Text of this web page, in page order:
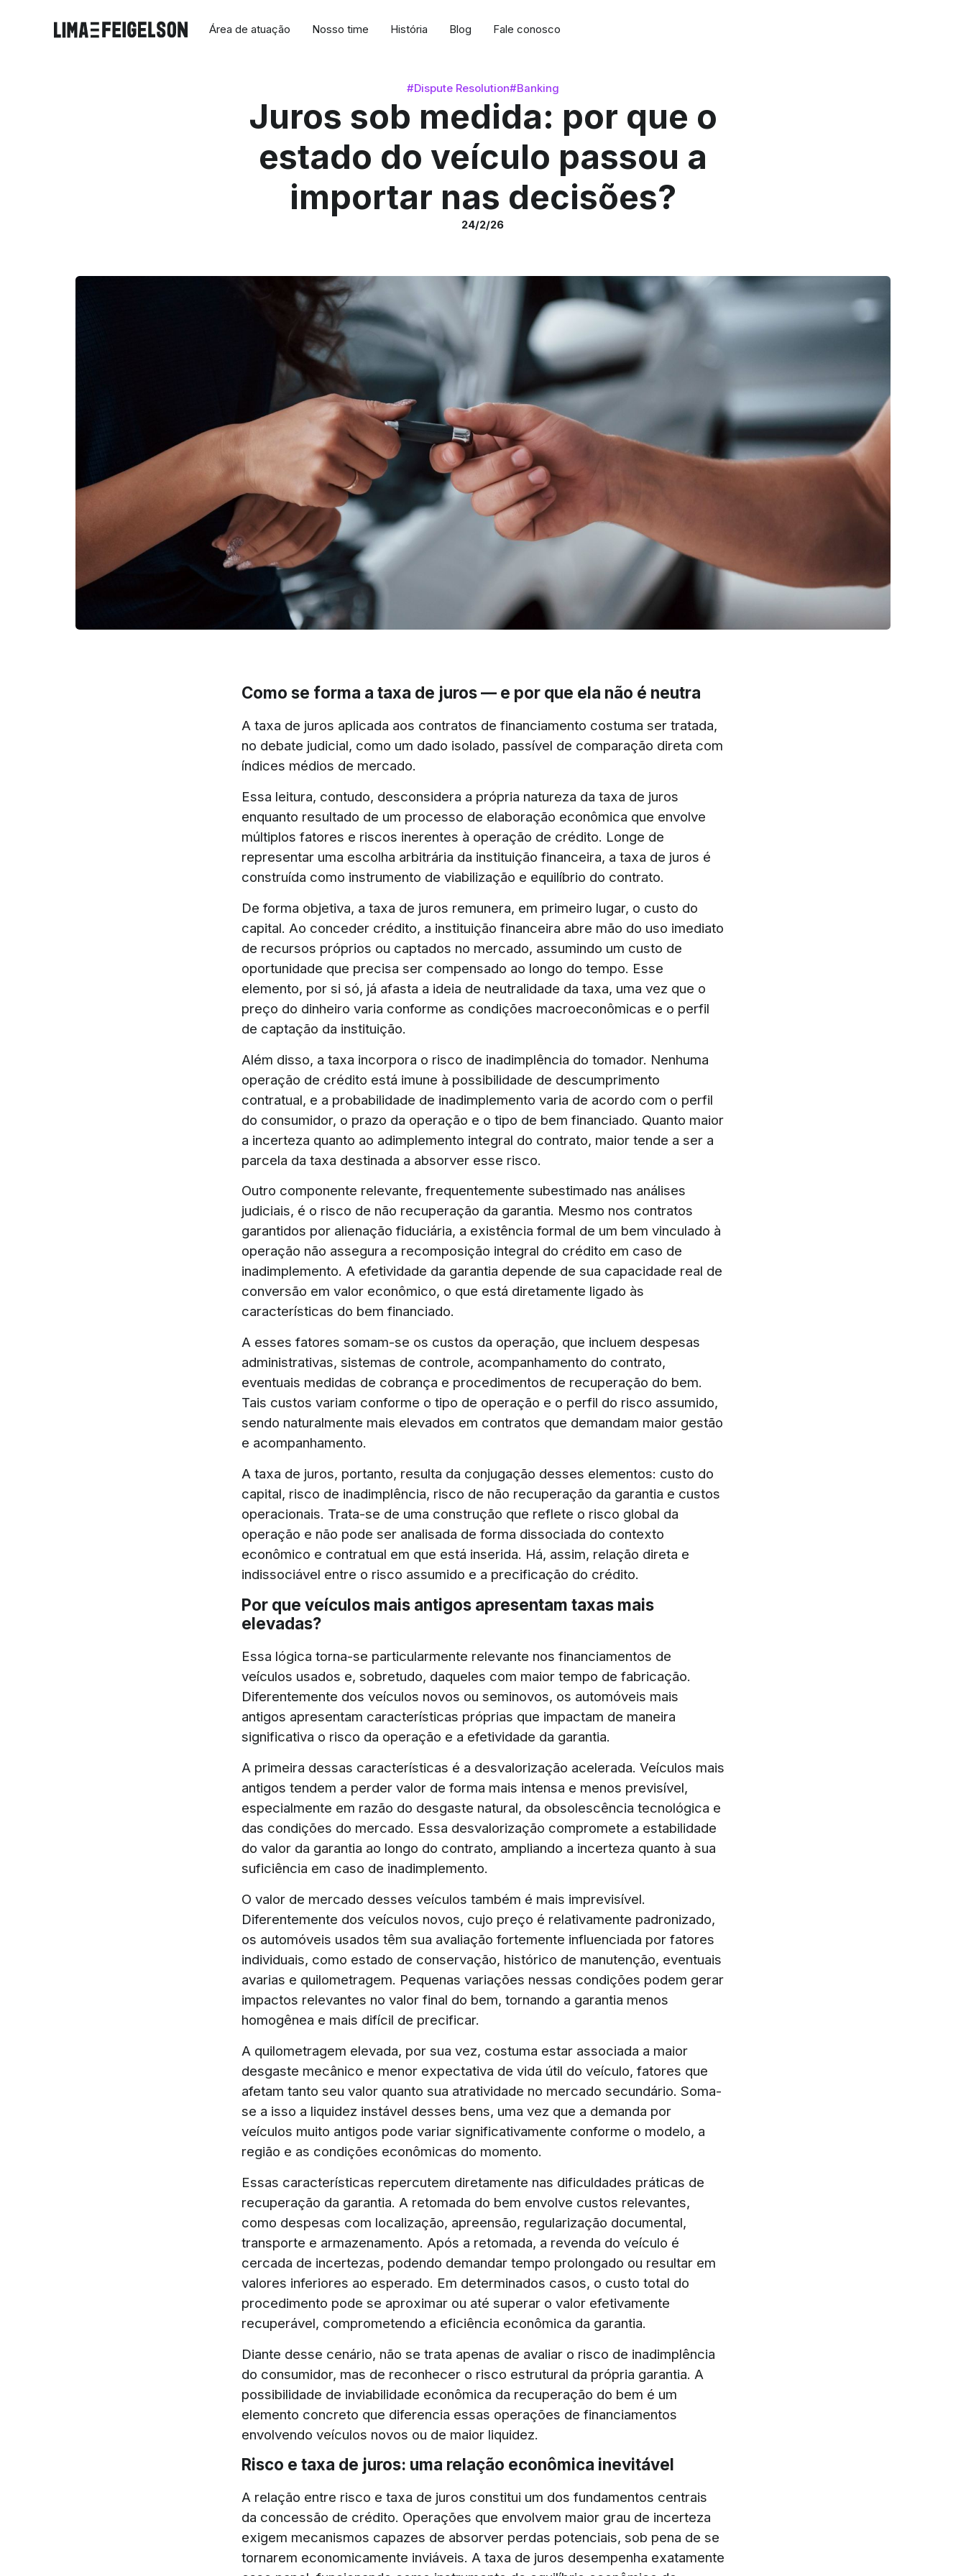
Área de atuação Nosso time História Blog Fale conosco
#Dispute Resolution#Banking
Juros sob medida: por que o
estado do veículo passou a
importar nas decisões?
24/2/26
Como se forma a taxa de juros — e por que ela não é neutra
A taxa de juros aplicada aos contratos de financiamento costuma ser tratada,
no debate judicial, como um dado isolado, passível de comparação direta com
índices médios de mercado.
Essa leitura, contudo, desconsidera a própria natureza da taxa de juros
enquanto resultado de um processo de elaboração econômica que envolve
múltiplos fatores e riscos inerentes à operação de crédito. Longe de
representar uma escolha arbitrária da instituição financeira, a taxa de juros é
construída como instrumento de viabilização e equilíbrio do contrato.
De forma objetiva, a taxa de juros remunera, em primeiro lugar, o custo do
capital. Ao conceder crédito, a instituição financeira abre mão do uso imediato
de recursos próprios ou captados no mercado, assumindo um custo de
oportunidade que precisa ser compensado ao longo do tempo. Esse
elemento, por si só, já afasta a ideia de neutralidade da taxa, uma vez que o
preço do dinheiro varia conforme as condições macroeconômicas e o perfil
de captação da instituição.
Além disso, a taxa incorpora o risco de inadimplência do tomador. Nenhuma
operação de crédito está imune à possibilidade de descumprimento
contratual, e a probabilidade de inadimplemento varia de acordo com o perfil
do consumidor, o prazo da operação e o tipo de bem financiado. Quanto maior
a incerteza quanto ao adimplemento integral do contrato, maior tende a ser a
parcela da taxa destinada a absorver esse risco.
Outro componente relevante, frequentemente subestimado nas análises
judiciais, é o risco de não recuperação da garantia. Mesmo nos contratos
garantidos por alienação fiduciária, a existência formal de um bem vinculado à
operação não assegura a recomposição integral do crédito em caso de
inadimplemento. A efetividade da garantia depende de sua capacidade real de
conversão em valor econômico, o que está diretamente ligado às
características do bem financiado.
A esses fatores somam-se os custos da operação, que incluem despesas
administrativas, sistemas de controle, acompanhamento do contrato,
eventuais medidas de cobrança e procedimentos de recuperação do bem.
Tais custos variam conforme o tipo de operação e o perfil do risco assumido,
sendo naturalmente mais elevados em contratos que demandam maior gestão
e acompanhamento.
A taxa de juros, portanto, resulta da conjugação desses elementos: custo do
capital, risco de inadimplência, risco de não recuperação da garantia e custos
operacionais. Trata-se de uma construção que reflete o risco global da
operação e não pode ser analisada de forma dissociada do contexto
econômico e contratual em que está inserida. Há, assim, relação direta e
indissociável entre o risco assumido e a precificação do crédito.
Por que veículos mais antigos apresentam taxas mais
elevadas?
Essa lógica torna-se particularmente relevante nos financiamentos de
veículos usados e, sobretudo, daqueles com maior tempo de fabricação.
Diferentemente dos veículos novos ou seminovos, os automóveis mais
antigos apresentam características próprias que impactam de maneira
significativa o risco da operação e a efetividade da garantia.
A primeira dessas características é a desvalorização acelerada. Veículos mais
antigos tendem a perder valor de forma mais intensa e menos previsível,
especialmente em razão do desgaste natural, da obsolescência tecnológica e
das condições do mercado. Essa desvalorização compromete a estabilidade
do valor da garantia ao longo do contrato, ampliando a incerteza quanto à sua
suficiência em caso de inadimplemento.
O valor de mercado desses veículos também é mais imprevisível.
Diferentemente dos veículos novos, cujo preço é relativamente padronizado,
os automóveis usados têm sua avaliação fortemente influenciada por fatores
individuais, como estado de conservação, histórico de manutenção, eventuais
avarias e quilometragem. Pequenas variações nessas condições podem gerar
impactos relevantes no valor final do bem, tornando a garantia menos
homogênea e mais difícil de precificar.
A quilometragem elevada, por sua vez, costuma estar associada a maior
desgaste mecânico e menor expectativa de vida útil do veículo, fatores que
afetam tanto seu valor quanto sua atratividade no mercado secundário. Soma-
se a isso a liquidez instável desses bens, uma vez que a demanda por
veículos muito antigos pode variar significativamente conforme o modelo, a
região e as condições econômicas do momento.
Essas características repercutem diretamente nas dificuldades práticas de
recuperação da garantia. A retomada do bem envolve custos relevantes,
como despesas com localização, apreensão, regularização documental,
transporte e armazenamento. Após a retomada, a revenda do veículo é
cercada de incertezas, podendo demandar tempo prolongado ou resultar em
valores inferiores ao esperado. Em determinados casos, o custo total do
procedimento pode se aproximar ou até superar o valor efetivamente
recuperável, comprometendo a eficiência econômica da garantia.
Diante desse cenário, não se trata apenas de avaliar o risco de inadimplência
do consumidor, mas de reconhecer o risco estrutural da própria garantia. A
possibilidade de inviabilidade econômica da recuperação do bem é um
elemento concreto que diferencia essas operações de financiamentos
envolvendo veículos novos ou de maior liquidez.
Risco e taxa de juros: uma relação econômica inevitável
A relação entre risco e taxa de juros constitui um dos fundamentos centrais
da concessão de crédito. Operações que envolvem maior grau de incerteza
exigem mecanismos capazes de absorver perdas potenciais, sob pena de se
tornarem economicamente inviáveis. A taxa de juros desempenha exatamente